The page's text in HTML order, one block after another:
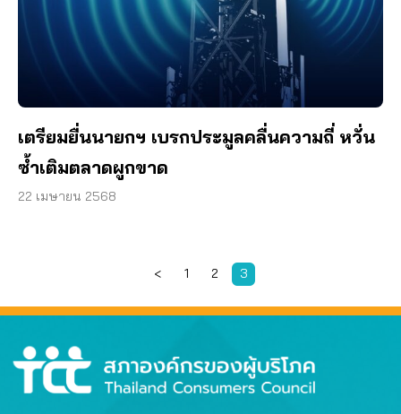
เตรียมยื่นนายกฯ เบรกประมูลคลื่นความถี่ หวั่น
ซ้ำเติมตลาดผูกขาด
22 เมษายน 2568
< 1 2 3